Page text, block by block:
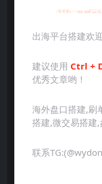
出海平
出海平台搭建欢
建议使用 Ctrl +
优秀文章哟！
海外盘口搭建,刷
搭建,微交易搭建
联系